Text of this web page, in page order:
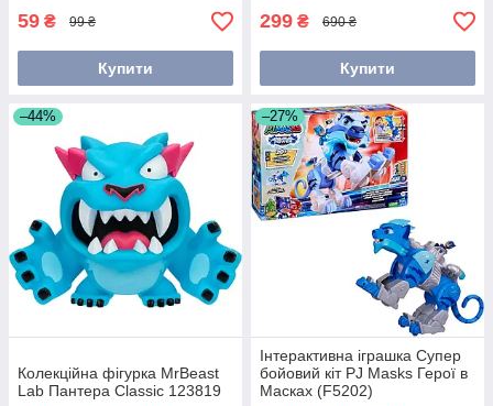
59 ₴ 99 ₴
Купити
299 ₴ 690 ₴
Купити
–44%
Колекційна фігурка MrBeast
Lab Пантера Classic 123819
–27%
Інтерактивна іграшка Супер
бойовий кіт PJ Masks Герої в
Масках (F5202)